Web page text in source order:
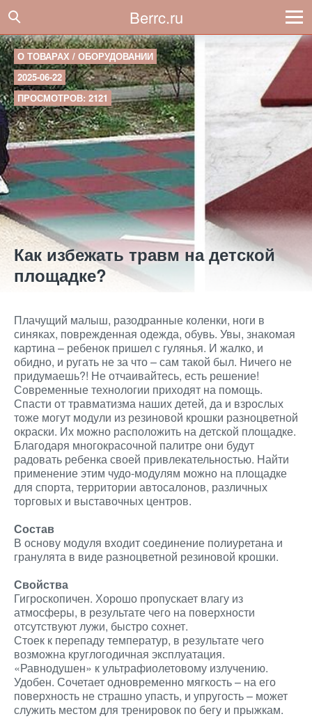
Berrc.ru
О ТОВАРАХ / ОБОРУДОВАНИИ
2025-06-22
ПРОСМОТРОВ: 2121
Как избежать травм на детской
площадке?
Плачущий малыш, разодранные коленки, ноги в
синяках, поврежденная одежда, обувь. Увы, знакомая
картина – ребенок пришел с гулянья. И жалко, и
обидно, и ругать не за что – сам такой был. Ничего не
придумаешь?! Не отчаивайтесь, есть решение!
Современные технологии приходят на помощь.
Спасти от травматизма наших детей, да и взрослых
тоже могут модули из резиновой крошки разноцветной
окраски. Их можно расположить на детской площадке.
Благодаря многокрасочной палитре они будут
радовать ребенка своей привлекательностью. Найти
применение этим чудо-модулям можно на площадке
для спорта, территории автосалонов, различных
торговых и выставочных центров.
Состав
В основу модуля входит соединение полиуретана и
гранулята в виде разноцветной резиновой крошки.
Свойства
Гигроскопичен. Хорошо пропускает влагу из
атмосферы, в результате чего на поверхности
отсутствуют лужи, быстро сохнет.
Стоек к перепаду температур, в результате чего
возможна круглогодичная эксплуатация.
«Равнодушен» к ультрафиолетовому излучению.
Удобен. Сочетает одновременно мягкость – на его
поверхность не страшно упасть, и упругость – может
служить местом для тренировок по бегу и прыжкам.